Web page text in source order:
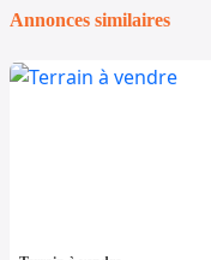
Annonces similaires